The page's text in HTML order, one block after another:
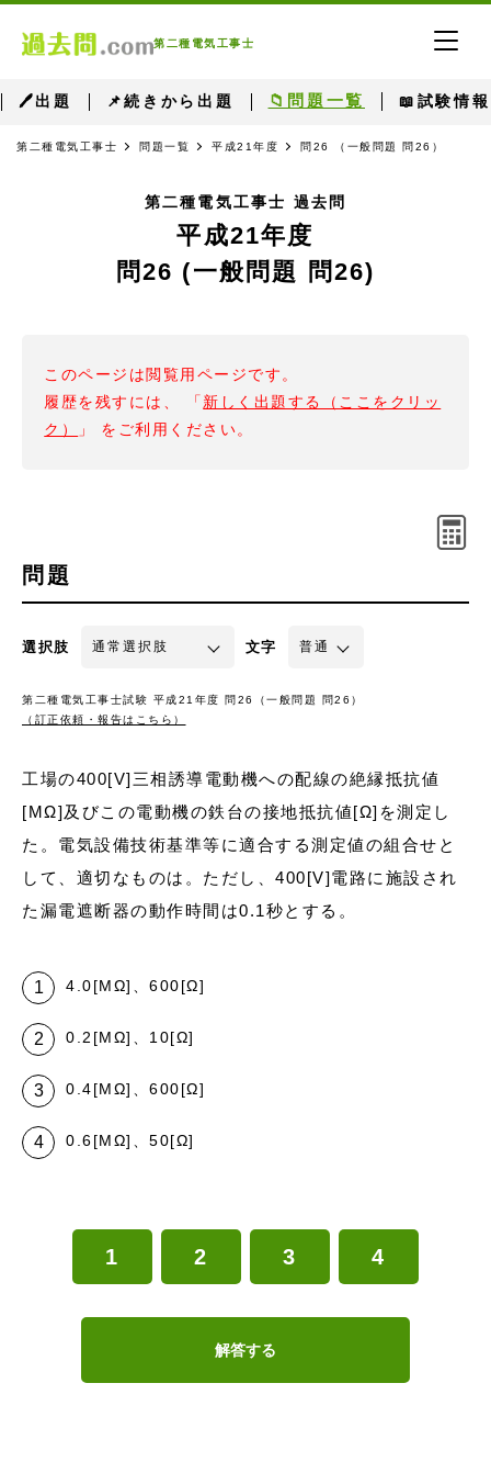
第二種電気工事士
🖊出題 📌続きから出題 📁問題一覧 📖試験情報
第二種電気工事士 問題一覧 平成21年度 問26 （一般問題 問26）
第二種電気工事士 過去問
平成21年度
問26 (一般問題 問26)
このページは閲覧用ページです。
履歴を残すには、 「 新しく出題する（ここをクリッ
ク）
」 をご利用ください。
問題
選択肢 文字
第二種電気工事士試験 平成21年度 問26（一般問題 問26）
（訂正依頼・報告はこちら）
工場の400[V]三相誘導電動機への配線の絶縁抵抗値
[MΩ]及びこの電動機の鉄台の接地抵抗値[Ω]を測定し
た。電気設備技術基準等に適合する測定値の組合せと
して、適切なものは。ただし、400[V]電路に施設され
た漏電遮断器の動作時間は0.1秒とする。
4.0[MΩ]、600[Ω]
0.2[MΩ]、10[Ω]
0.4[MΩ]、600[Ω]
0.6[MΩ]、50[Ω]
1 2 3 4
解答する